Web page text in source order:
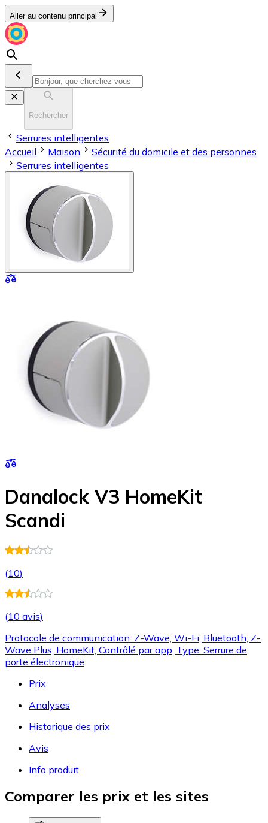
Aller au contenu principal
Rechercher
Serrures intelligentes
Accueil
Maison
Sécurité du domicile et des personnes
Serrures intelligentes
Danalock V3 HomeKit
Scandi
(10)
(10 avis)
Protocole de communication: Z-Wave, Wi-Fi, Bluetooth, Z-
Wave Plus, HomeKit, Contrôlé par app, Type: Serrure de
porte électronique
Prix
Analyses
Historique des prix
Avis
Info produit
Comparer les prix et les sites